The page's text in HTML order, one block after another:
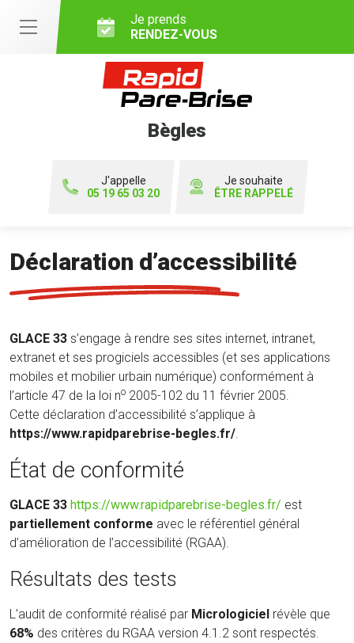
Je prends
RENDEZ-VOUS
Bègles
J'appelle
05 19 65 03 20
Je souhaite
ÊTRE RAPPELÉ
Déclaration d’accessibilité
GLACE 33 s’engage à rendre ses sites internet, intranet,
extranet et ses progiciels accessibles (et ses applications
mobiles et mobilier urbain numérique) conformément à
l’article 47 de la loi no 2005-102 du 11 février 2005.
Cette déclaration d’accessibilité s’applique à
https://www.rapidparebrise-begles.fr/.
État de conformité
GLACE 33 https://www.rapidparebrise-begles.fr/ (nouvelle
fenêtre)
est
partiellement conforme avec le référentiel général
d’amélioration de l’accessibilité (RGAA).
Résultats des tests
L’audit de conformité réalisé par Micrologiciel révèle que
68% des critères du RGAA version 4.1.2 sont respectés.